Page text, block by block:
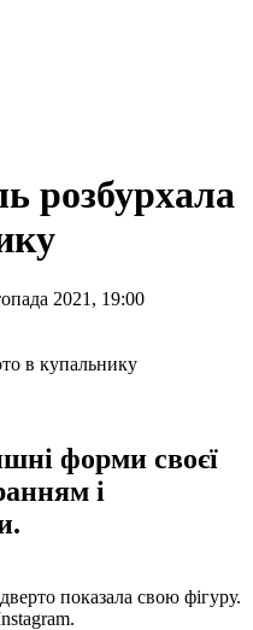
розбурхала
2021, 19:00
форми своєї
і
показала свою фігуру.